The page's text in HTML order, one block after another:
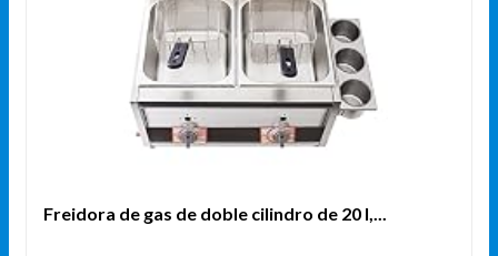
Freidora de gas de doble cilindro de 20 l,...